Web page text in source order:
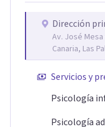
Dirección
Av. José Mesa
Canaria, Las
Servicios y
Psicología
Psicología